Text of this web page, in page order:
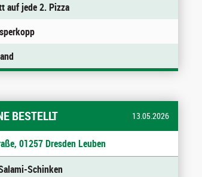
auf jede 2. Pizza
BESTELLT 13.05.2026
01257 Dresden Leuben
Schinken